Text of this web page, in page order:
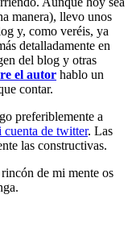
manera), llevo unos
y, como veréis, ya
detalladamente en
del blog y otras
el autor hablo un
contar.
preferiblemente a
cuenta de twitter. Las
las constructivas.
de mi mente os